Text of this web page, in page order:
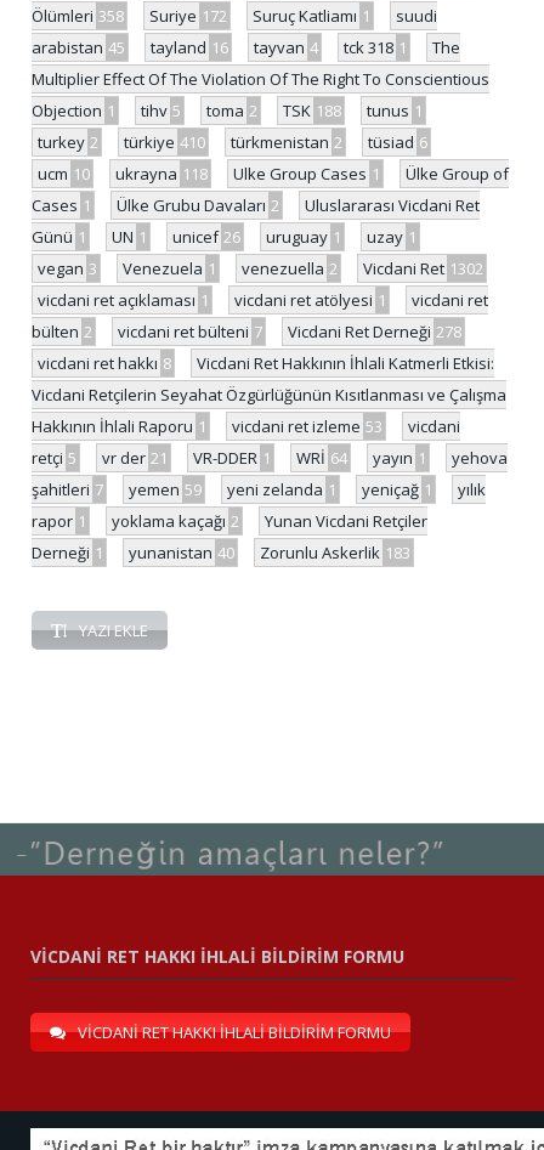
Ölümleri 358 Suriye 172 Suruç Katliamı 1
suudi
arabistan 45 tayland 16 tayvan 4 tck 318 1
The
Multiplier Effect Of The Violation Of The Right To Conscientious
Objection 1 tihv 5 toma 2 TSK 188 tunus 1
turkey 2 türkiye 410 türkmenistan 2 tüsiad 6
ucm 10 ukrayna 118 Ulke Group Cases 1
Ülke Group of
Cases 1 Ülke Grubu Davaları 2
Uluslararası Vicdani Ret
Günü 1 UN 1 unicef 26 uruguay 1 uzay 1
vegan 3 Venezuela 1 venezuella 2 Vicdani Ret 1302
vicdani ret açıklaması 1 vicdani ret atölyesi 1
vicdani ret
bülten 2 vicdani ret bülteni 7 Vicdani Ret Derneği 278
vicdani ret hakkı 8
Vicdani Ret Hakkının İhlali Katmerli Etkisi:
Vicdani Retçilerin Seyahat Özgürlüğünün Kısıtlanması ve Çalışma
Hakkının İhlali Raporu 1 vicdani ret izleme 53
vicdani
retçi 5 vr der 21 VR-DDER 1 WRİ 64 yayın 1
yehova
şahitleri 7 yemen 59 yeni zelanda 1 yeniçağ 1
yılık
rapor 1 yoklama kaçağı 2
Yunan Vicdani Retçiler
Derneği 1 yunanistan 40 Zorunlu Askerlik 183
YAZI EKLE
VİCDANİ RET HAKKI İHLALİ BİLDİRİM FORMU
VİCDANİ RET HAKKI İHLALİ BİLDİRİM FORMU